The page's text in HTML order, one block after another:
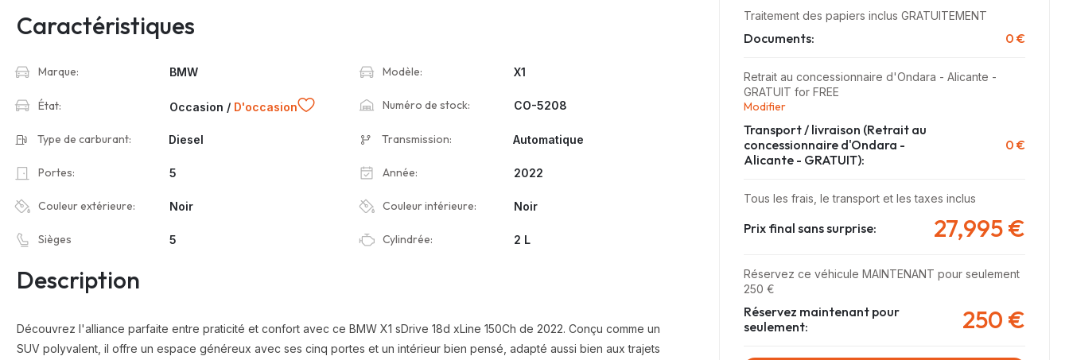
Caractéristiques
Marque: BMW Modèle: X1
État: Occasion / D'occasion Numéro de stock: CO-5208
Type de carburant: Diesel Transmission: Automatique
Portes: 5 Année: 2022
Couleur extérieure: Noir Couleur intérieure: Noir
Sièges 5 Cylindrée: 2 L
Description
Découvrez l'alliance parfaite entre praticité et confort avec ce BMW X1 sDrive 18d xLine 150Ch de 2022. Conçu comme un
SUV polyvalent, il offre un espace généreux avec ses cinq portes et un intérieur bien pensé, adapté aussi bien aux trajets
Traitement des papiers inclus GRATUITEMENT
Documents: 0 €
Retrait au concessionnaire d'Ondara - Alicante -
GRATUIT for FREE
Modifier
Transport / livraison (Retrait au
concessionnaire d'Ondara -
Alicante - GRATUIT):
0 €
Tous les frais, le transport et les taxes inclus
Prix final sans surprise: 27,995 €
Réservez ce véhicule MAINTENANT pour seulement
250 €
Réservez maintenant pour
seulement:
250 €